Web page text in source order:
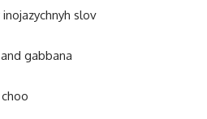
slov
gabbana